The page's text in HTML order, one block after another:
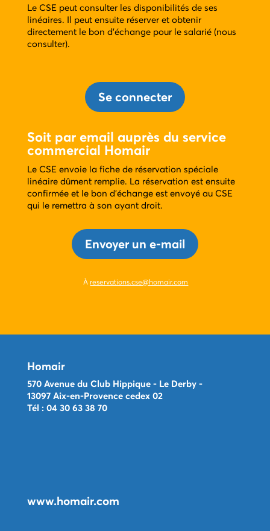
Le CSE peut consulter les disponibilités de ses
linéaires. Il peut ensuite réserver et obtenir
directement le bon d’échange pour le salarié (nous
consulter).
Se connecter
Soit par email auprès du service
commercial Homair
Le CSE envoie la fiche de réservation spéciale
linéaire dûment remplie. La réservation est ensuite
confirmée et le bon d’échange est envoyé au CSE
qui le remettra à son ayant droit.
Envoyer un e-mail
Àreservations.cse@homair.com
Homair
570 Avenue du Club Hippique - Le Derby -
13097 Aix-en-Provence cedex 02
Tél : 04 30 63 38 70
www.homair.com